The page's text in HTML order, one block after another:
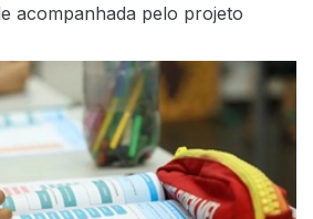
acompanhada pelo projeto